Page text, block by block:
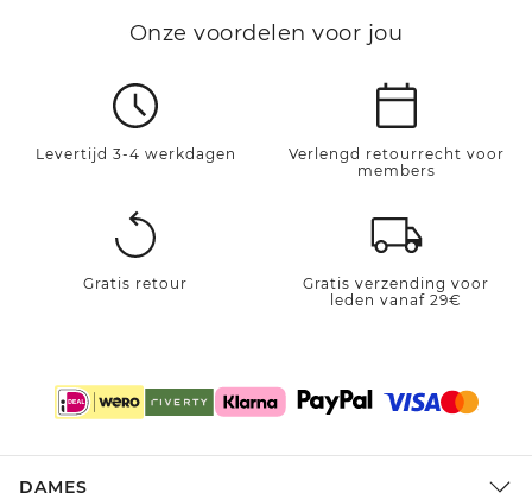
Onze voordelen voor jou
Levertijd 3-4 werkdagen
Verlengd retourrecht voor
members
Gratis retour
Gratis verzending voor
leden vanaf 29€
DAMES